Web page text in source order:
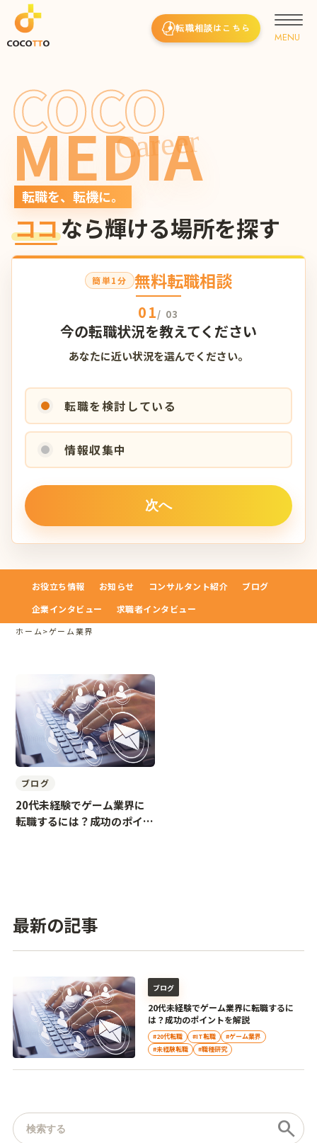
転職相談はこちら
COCO
Career
MEDIA
転職を、転機に。
ココなら輝ける場所を探す
簡単1分 無料転職相談
01/ 03
今の転職状況を教えてください
あなたに近い状況を選んでください。
転職を検討している
情報収集中
お役立ち情報 お知らせ コンサルタント紹介
ブログ
企業インタビュー
求職者インタビュー
ホーム>ゲーム業界
ブログ
20代未経験でゲーム業界に
転職するには？成功のポイン
最新の記事
20代未経験でゲーム業界に転職するに
は？成功のポイントを解説
ブログ
#20代転職 #IT転職
#ゲーム業界
#未経験転職
#職種研究
記事を検索 search